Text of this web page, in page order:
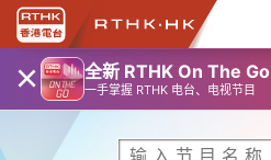
× 全新 RTHK On The Go
一手掌握 RTHK 电台、电视节目